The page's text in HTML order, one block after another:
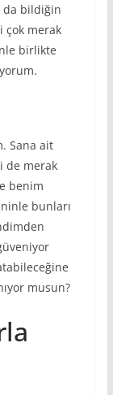
da bildiğin
çok merak
birlikte
Sana ait
de merak
benim
bunları
musun?